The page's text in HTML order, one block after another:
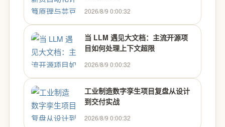
2026/8/9 0:00:32
当 LLM 遇见大文档：主流开源项
目如何处理上下文超限
2026/8/9 0:00:32
工业制造数字孪生项目复盘从设计
到交付实战
2026/8/9 0:00:32